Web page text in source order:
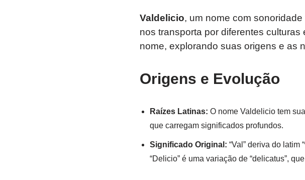
Valdelicio, um nome com
nos transporta por diferentes
nome, explorando suas origens e as
Origens e Evolução
Raízes Latinas: O nome Valdelicio tem
que carregam significados profundos.
Significado Original: “Val” deriva do latim
“Delicio” é uma variação de “delicatus”,